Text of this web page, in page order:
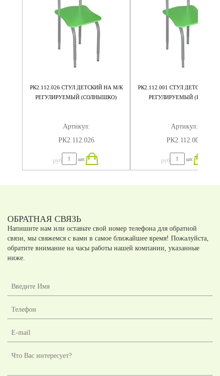
РК2.112.026 СТУЛ ДЕТСКИЙ НА М/К
РЕГУЛИРУЕМЫЙ (СОЛНЫШКО)
Артикул:
РК2.112.026
руб шт.
РК2.112.001 СТУЛ ДЕТСКИЙ
РЕГУЛИРУЕМЫЙ (КОРОВА)
Артикул:
РК2.112.001
руб шт.
ОБРАТНАЯ СВЯЗЬ
Напишите нам или оставьте свой номер телефона для обратной
связи, мы свяжемся с вами в самое ближайшее время! Пожалуйста,
обратите внимание на часы работы нашей компании, указанные
ниже.